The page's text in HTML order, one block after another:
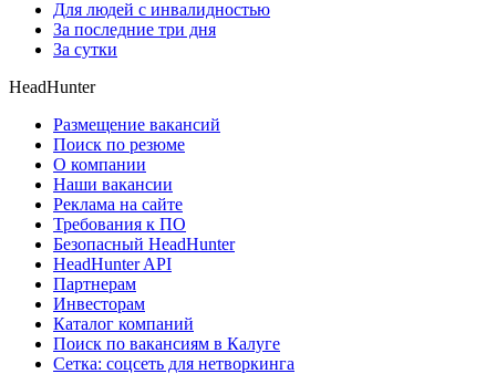
Для людей с инвалидностью
За последние три дня
За сутки
HeadHunter
Размещение вакансий
Поиск по резюме
О компании
Наши вакансии
Реклама на сайте
Требования к ПО
Безопасный HeadHunter
HeadHunter API
Партнерам
Инвесторам
Каталог компаний
Поиск по вакансиям в Калуге
Сетка: соцсеть для нетворкинга